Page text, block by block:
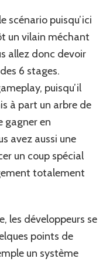
scénario puisqu’ici
un vilain méchant
allez donc devoir
6 stages.
puisqu’il
à part un arbre de
gagner en
avez aussi une
un coup spécial
totalement
les développeurs se
points de
un système